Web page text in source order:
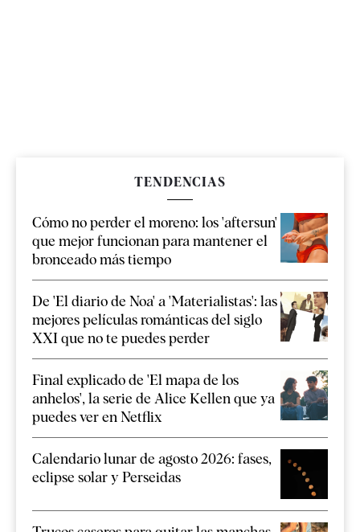
TENDENCIAS
Cómo no perder el moreno: los 'aftersun'
que mejor funcionan para mantener el
bronceado más tiempo
De 'El diario de Noa' a 'Materialistas': las
mejores películas románticas del siglo
XXI que no te puedes perder
Final explicado de 'El mapa de los
anhelos', la serie de Alice Kellen que ya
puedes ver en Netflix
Calendario lunar de agosto 2026: fases,
eclipse solar y Perseidas